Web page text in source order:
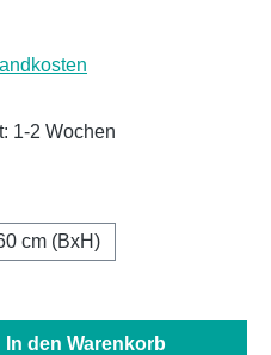
1-2 Wochen
cm (BxH)
gewünschten
In den Warenkorb